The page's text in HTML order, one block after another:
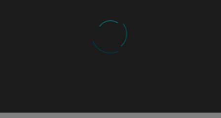
Comment est-ce que je peux réduire mon